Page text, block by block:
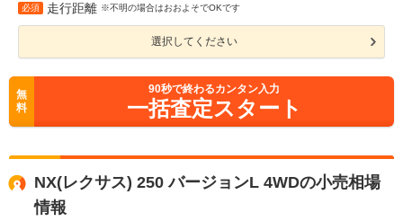
必須 走行距離 ※不明の場合はおおよそでOKです
選択してください
無
料
90秒で終わるカンタン入力
一括査定スタート
NX(レクサス) 250 バージョンL 4WDの小売相場
情報